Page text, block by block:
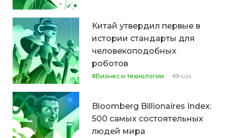
Китай утвердил первые в
истории стандарты для
человекоподобных
роботов
#Бизнес и технологии 1224
Bloomberg Billionaires Index:
500 самых состоятельных
людей мира